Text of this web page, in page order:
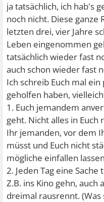
ja tatsächlich, ich hab's
noch nicht. Diese ganze
letzten drei, vier Jahre
Leben eingenommen
tatsächlich wieder fast
auch schon wieder fast
Ich schreib Euch mal
geholfen haben,
1. Euch jemandem
geht. Nicht alles in
Ihr jemanden, vor dem
müsst und Euch nicht
mögliche einfallen
2. Jeden Tag eine
Z.B. ins Kino gehn, auch
dreimal rausrennt.